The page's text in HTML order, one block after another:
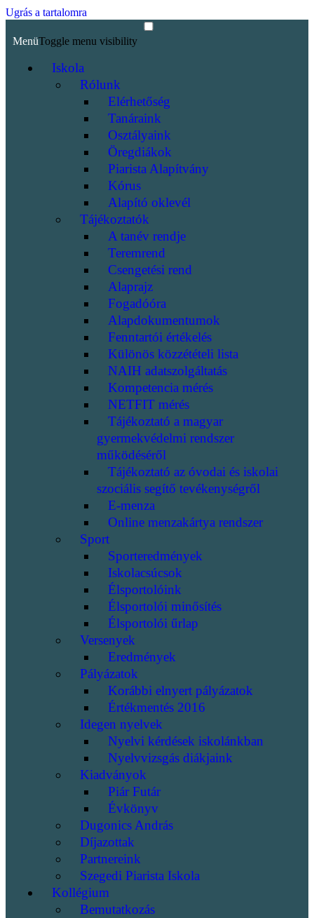
Ugrás a tartalomra
MenüToggle menu visibility
Iskola
Rólunk
Elérhetőség
Tanáraink
Osztályaink
Öregdiákok
Piarista Alapítvány
Kórus
Alapító oklevél
Tájékoztatók
A tanév rendje
Teremrend
Csengetési rend
Alaprajz
Fogadóóra
Alapdokumentumok
Fenntartói értékelés
Különös közzétételi lista
NAIH adatszolgáltatás
Kompetencia mérés
NETFIT mérés
Tájékoztató a magyar
gyermekvédelmi rendszer
működéséről
Tájékoztató az óvodai és iskolai
szociális segítő tevékenységről
E-menza
Online menzakártya rendszer
Sport
Sporteredmények
Iskolacsúcsok
Élsportolóink
Élsportolói minősítés
Élsportolói űrlap
Versenyek
Eredmények
Pályázatok
Korábbi elnyert pályázatok
Értékmentés 2016
Idegen nyelvek
Nyelvi kérdések iskolánkban
Nyelvvizsgás diákjaink
Kiadványok
Piár Futár
Évkönyv
Dugonics András
Díjazottak
Partnereink
Szegedi Piarista Iskola
Kollégium
Bemutatkozás